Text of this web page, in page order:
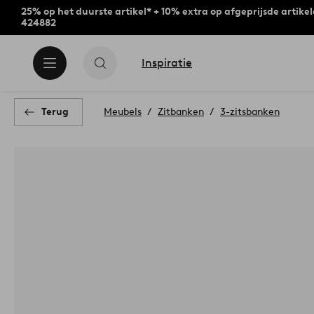
25% op het duurste artikel* + 10% extra op afgeprijsde
424882
Inspiratie
Terug Meubels Zitbanken 3-zitsbanken